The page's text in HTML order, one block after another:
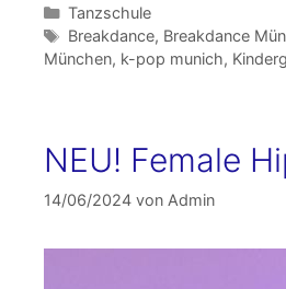
Kategorien
Tanzschule
Schlagwörter
Breakdance, Breakdance
München, k-pop munich,
NEU! Female
14/06/2024 von Admin